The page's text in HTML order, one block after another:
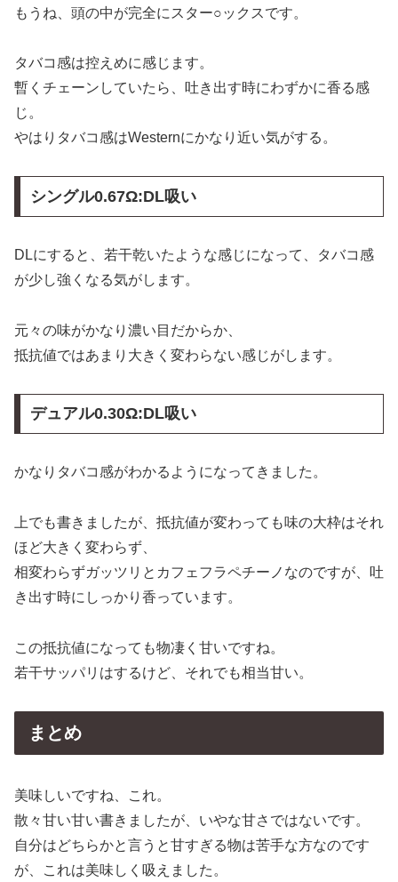
もうね、頭の中が完全にスター○ックスです。
タバコ感は控えめに感じます。
暫くチェーンしていたら、吐き出す時にわずかに香る感
じ。
やはりタバコ感はWesternにかなり近い気がする。
シングル0.67Ω:DL吸い
DLにすると、若干乾いたような感じになって、タバコ感
が少し強くなる気がします。
元々の味がかなり濃い目だからか、
抵抗値ではあまり大きく変わらない感じがします。
デュアル0.30Ω:DL吸い
かなりタバコ感がわかるようになってきました。
上でも書きましたが、抵抗値が変わっても味の大枠はそれ
ほど大きく変わらず、
相変わらずガッツリとカフェフラペチーノなのですが、吐
き出す時にしっかり香っています。
この抵抗値になっても物凄く甘いですね。
若干サッパリはするけど、それでも相当甘い。
まとめ
美味しいですね、これ。
散々甘い甘い書きましたが、いやな甘さではないです。
自分はどちらかと言うと甘すぎる物は苦手な方なのです
が、これは美味しく吸えました。